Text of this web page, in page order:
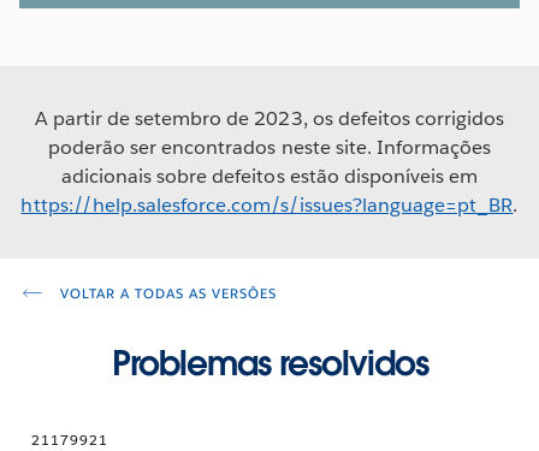
A partir de setembro de 2023, os defeitos corrigidos
poderão ser encontrados neste site. Informações
adicionais sobre defeitos estão disponíveis em
https://help.salesforce.com/s/issues?language=pt_BR.
VOLTAR A TODAS AS VERSÕES
Problemas resolvidos
21179921